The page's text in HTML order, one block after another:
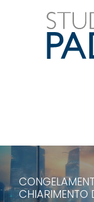
CHIARIMENTO